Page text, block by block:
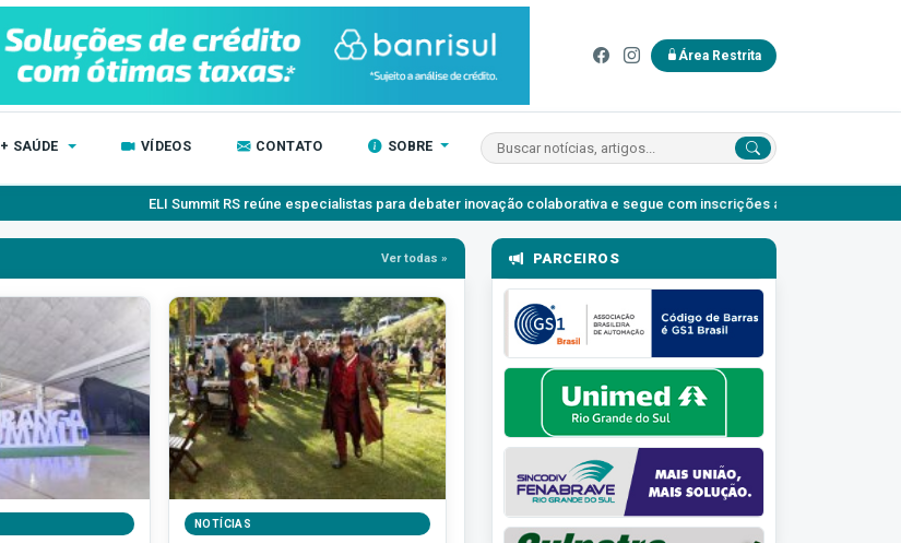
Área Restrita
+ SAÚDE VÍDEOS CONTATO SOBRE
ELI Summit RS reúne especialistas para debater inovação colaborativa e segue com inscrições abertas Agosto Lilás: o
Ver todas »
NOTÍCIAS
PARCEIROS